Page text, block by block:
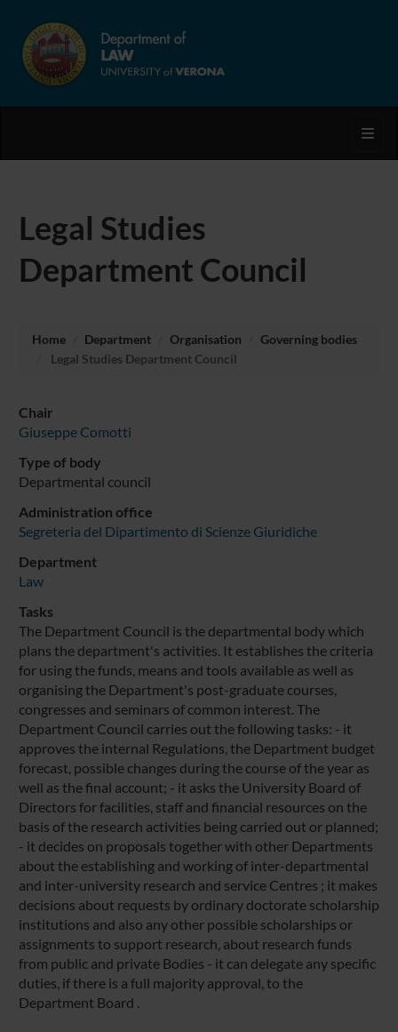
Legal Studies
Department Council
Home Department Organisation
Governing bodies
Legal Studies Department Council
Chair
Giuseppe Comotti
Type of body
Departmental council
Administration office
Segreteria del Dipartimento di Scienze Giuridiche
Department
Law
Tasks
The Department Council is the departmental body which
plans the department's activities. It establishes the criteria
for using the funds, means and tools available as well as
organising the Department's post-graduate courses,
congresses and seminars of common interest. The
Department Council carries out the following tasks: - it
approves the internal Regulations, the Department budget
forecast, possible changes during the course of the year as
well as the final account; - it asks the University Board of
Directors for facilities, staff and financial resources on the
basis of the research activities being carried out or planned;
- it decides on proposals together with other Departments
about the establishing and working of inter-departmental
and inter-university research and service Centres ; it makes
decisions about requests by ordinary doctorate scholarship
institutions and also any other possible scholarships or
assignments to support research, about research funds
from public and private Bodies - it can delegate any specific
duties, if there is a full majority approval, to the
Department Board .